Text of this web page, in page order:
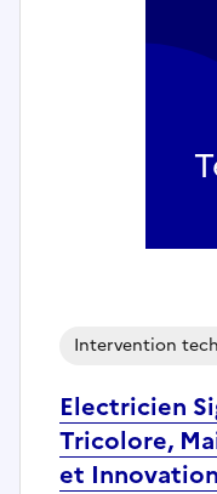
Electricien
Tricolore,
et
Intervention